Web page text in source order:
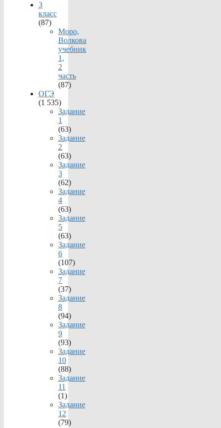
3
класс
(87)
Моро,
Волкова
учебник
1,
2
часть
(87)
ОГЭ
(1 535)
Задание
1
(63)
Задание
2
(63)
Задание
3
(62)
Задание
4
(63)
Задание
5
(63)
Задание
6
(107)
Задание
7
(37)
Задание
8
(94)
Задание
9
(93)
Задание
10
(88)
Задание
11
(1)
Задание
12
(79)